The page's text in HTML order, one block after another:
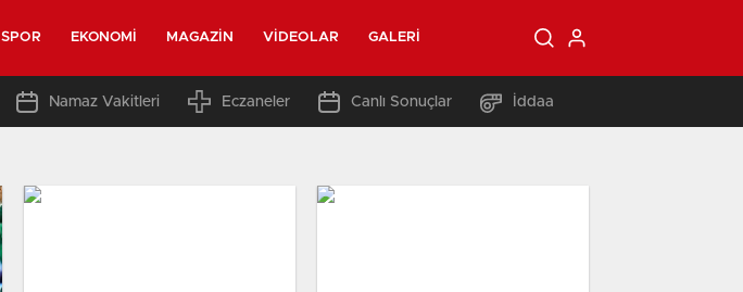
SPOR EKONOMI MAGAZIN VIDEOLAR GALERI
Namaz Vakitleri Eczaneler Canlı Sonuçlar İddaa